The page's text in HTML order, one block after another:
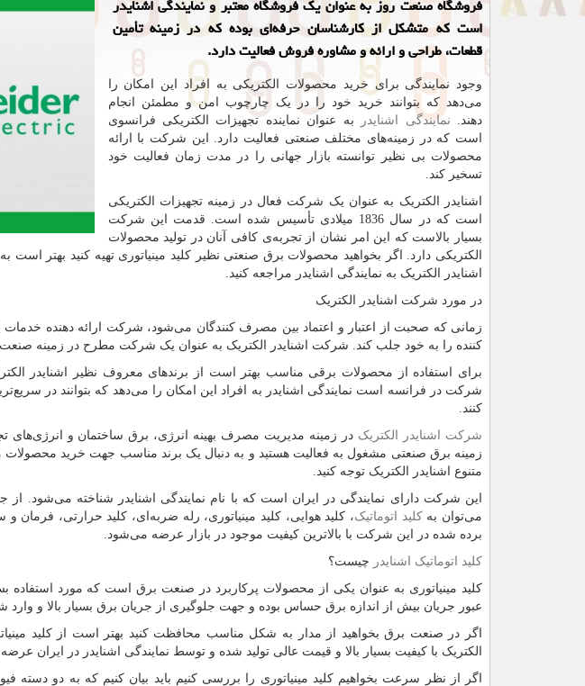
فروشگاه صنعت روز به عنوان یک فروشگاه معتبر و نمایندگی اشنایدر
است که متشکل از کارشناسان حرفه‌ای بوده که در زمینه تأمین
قطعات، طراحی و ارائه و مشاوره فروش فعالیت دارد.
وجود نمایندگی برای خرید محصولات الکتریکی به افراد این امکان را
می‌دهد که بتوانند خرید خود را در یک چارچوب امن و مطمئن انجام
دهند. نمایندگی اشنایدر به عنوان نماینده تجهیزات الکتریکی فرانسوی
است که در زمینه‌های مختلف صنعتی فعالیت دارد. این شرکت با ارائه
محصولات بی نظیر توانسته بازار جهانی را در مدت زمان فعالیت خود
تسخیر کند.
اشنایدر الکتریک به عنوان یک شرکت فعال در زمینه تجهیزات الکتریکی
است که در سال 1836 میلادی تأسیس شده است. قدمت این شرکت
بسیار بالاست که این امر نشان از تجربه‌ی کافی آنان در تولید محصولات
الکتریکی دارد. اگر بخواهید محصولات برق صنعتی نظیر کلید مینیاتوری تهیه کنید بهتر
اشنایدر الکتریک به نمایندگی اشنایدر مراجعه کنید.
در مورد شرکت اشنایدر الکتریک
زمانی که صحبت از اعتبار و اعتماد بین مصرف کنندگان می‌شود، شرکت ارائه دهنده خدمات
کننده را به خود جلب کند. شرکت اشنایدر الکتریک به عنوان یک شرکت مطرح در زمینه
برای استفاده از محصولات برقی مناسب بهتر است از برندهای معروف نظیر اشنایدر
شرکت در فرانسه است نمایندگی اشنایدر به افراد این امکان را می‌دهد که بتوانند در
کنند.
شرکت اشنایدر الکتریک در زمینه مدیریت مصرف بهینه انرژی، برق ساختمان و انرژی‌های
زمینه برق صنعتی مشغول به فعالیت هستید و به دنبال یک برند مناسب جهت خرید
متنوع اشنایدر الکتریک توجه کنید.
این شرکت دارای نمایندگی در ایران است که با نام نمایندگی اشنایدر شناخته می‌شود.
می‌توان بهکلید اتوماتیک، کلید هوایی، کلید مینیاتوری، رله ضربه‌ای، کلید حرارتی،
برده شده در این شرکت با بالاترین کیفیت موجود در بازار عرضه می‌شود.
کلید اتوماتیک اشنایدر چیست؟
کلید مینیاتوری به عنوان یکی از محصولات پرکاربرد در صنعت برق است که مورد استفاده
عبور جریان بیش از اندازه برق حساس بوده و جهت جلوگیری از جریان برق بسیار بالا و وارد
اگر در صنعت برق بخواهید از مدار به شکل مناسب محافظت کنید بهتر است از کلید
الکتریک با کیفیت بسیار بالا و قیمت عالی تولید شده و توسط نمایندگی اشنایدر در ایران
اگر از نظر سرعت بخواهیم کلید مینیاتوری را بررسی کنیم باید بیان کنیم که به دو دسته